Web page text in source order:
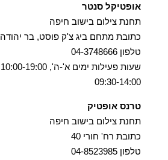
אופטיקל סנטר
תחנת צילום בישוב חיפה
כתובת מתחם ביג צ'ק פוסט, בר יהודה 111
טלפון 04-3748666
09:30-14:00
טרנס אופטיק
תחנת צילום בישוב חיפה
כתובת רח' חורי 40
טלפון 04-8523985